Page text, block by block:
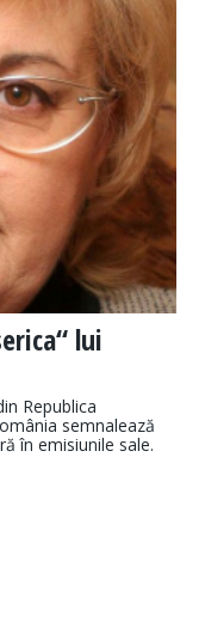
lui
Republica
semnalează
în emisiunile sale.